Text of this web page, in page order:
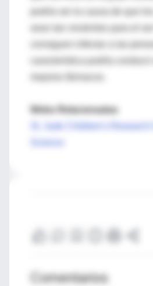
consiguen infectar a las
Webs Relacionadas
Comentarios